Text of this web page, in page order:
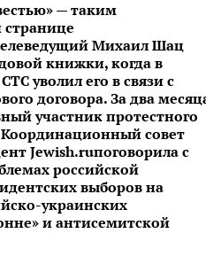
— таким
Михаил Шац
книжки, когда в
уволил его в связи с
договора. За два
участник протестного
совет
Jewish.ruпоговорила с
российской
выборов на
украинских
и антисемитской